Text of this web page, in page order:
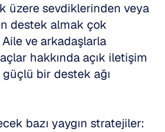
üzere sevdiklerinden veya
destek almak çok
Aile ve arkadaşlarla
hakkında açık iletişim
bir destek ağı
bazı yaygın stratejiler: